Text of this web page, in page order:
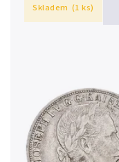
Skladem (1 ks)